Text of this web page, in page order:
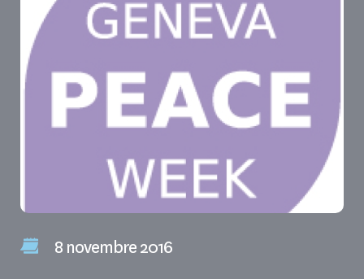
8 novembre 2016